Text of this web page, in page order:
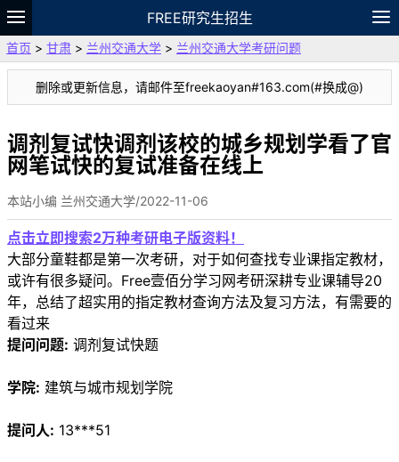
FREE研究生招生
题库
故事 专题 APP 笔记
论坛
VIP
资料
首页 > 甘肃 > 兰州交通大学 > 兰州交通大学考研问题
删除或更新信息，请邮件至freekaoyan#163.com(#换成@)
调剂复试快调剂该校的城乡规划学看了官
网笔试快的复试准备在线上
本站小编 兰州交通大学/2022-11-06
点击立即搜索2万种考研电子版资料！
大部分童鞋都是第一次考研，对于如何查找专业课指定教材，
或许有很多疑问。Free壹佰分学习网考研深耕专业课辅导20
年，总结了超实用的指定教材查询方法及复习方法，有需要的
看过来
提问问题: 调剂复试快题
学院: 建筑与城市规划学院
提问人: 13***51